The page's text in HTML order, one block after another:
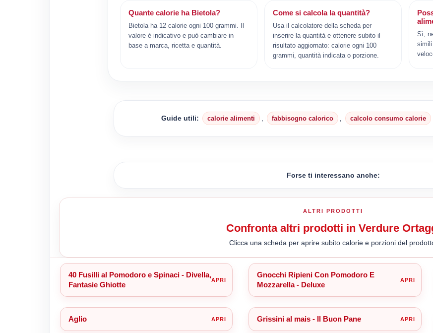
Quante calorie ha Bietola?
Bietola ha 12 calorie ogni 100 grammi. Il
valore è indicativo e può cambiare in
base a marca, ricetta e quantità.
Come si calcola la quantità?
Usa il calcolatore della scheda per
inserire la quantità e ottenere subito il
risultato aggiornato: calorie ogni 100
grammi, quantità indicata o porzione.
Sì,
Guide utili: calorie alimenti fabbisogno calorico calcolo consumo calorie
Forse ti interessano anche:
ALTRI PRODOTTI
Confronta altri prodotti in Verdure
Clicca una scheda per aprire subito calorie e porzioni del
40 Fusilli al Pomodoro e Spinaci - Divella,
Fantasie Ghiotte
Gnocchi Ripieni Con Pomodoro E
Mozzarella - Deluxe
Aglio Grissini al mais - Il Buon Pane